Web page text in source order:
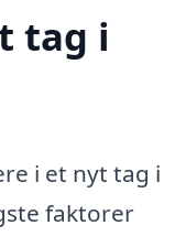
tag i
i et nyt tag i
faktorer